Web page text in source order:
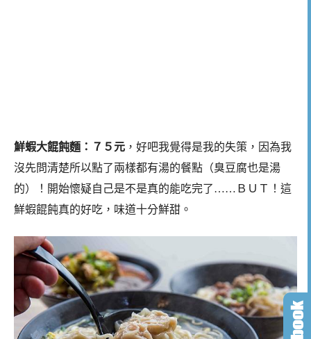
鮮蝦大餛飩麵：７５元 ，好吧我覺得是我的失策，因為我
沒先問清楚所以點了兩樣都有湯的餐點（臭豆腐也是湯
的）！開始懷疑自己是不是真的能吃完了……ＢＵＴ！這
鮮蝦餛飩真的好吃，味道十分鮮甜。